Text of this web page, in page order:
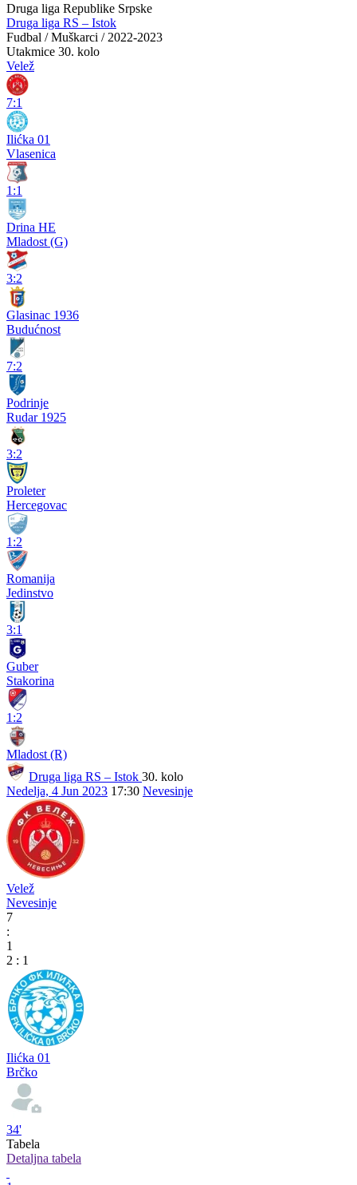
Druga liga Republike Srpske
Druga liga RS – Istok
Fudbal / Muškarci / 2022-2023
Utakmice 30. kolo
Velež
7:1
Ilićka 01
Vlasenica
1:1
Drina HE
Mladost (G)
3:2
Glasinac 1936
Budućnost
7:2
Podrinje
Rudar 1925
3:2
Proleter
Hercegovac
1:2
Romanija
Jedinstvo
3:1
Guber
Stakorina
1:2
Mladost (R)
Druga liga RS – Istok 30. kolo
Nedelja, 4 Jun 2023 17:30 Nevesinje
Velež
Nevesinje
7
:
1
2 : 1
Ilićka 01
Brčko
34'
Tabela
Detaljna tabela